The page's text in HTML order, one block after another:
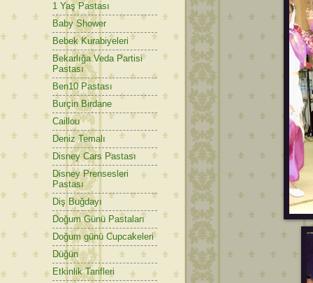
1 Yaş Pastası
Baby Shower
Bebek Kurabiyeleri
Bekarlığa Veda Partisi
Pastası
Ben10 Pastası
Burçin Birdane
Caillou
Deniz Temalı
Disney Cars Pastası
Disney Prensesleri
Pastası
Diş Buğdayı
Doğum Günü Pastaları
Doğum günü Cupcakeleri
Düğün
Etkinlik Tarifleri